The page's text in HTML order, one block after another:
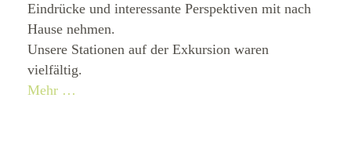
Eindrücke und interessante Perspektiven mit nach
Hause nehmen.
Unsere Stationen auf der Exkursion waren
vielfältig.
Mehr …